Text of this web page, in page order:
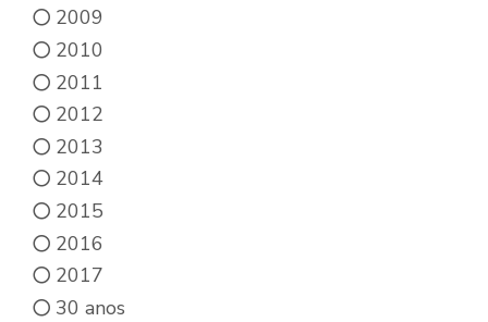
2009
2010
2011
2012
2013
2014
2015
2016
2017
30 anos